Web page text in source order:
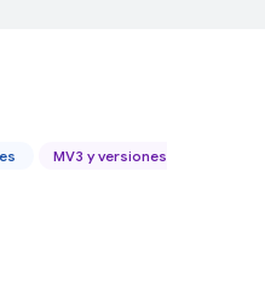
MV3 y versiones